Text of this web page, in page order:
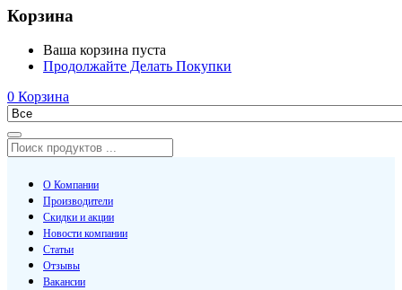
Корзина
Ваша корзина пуста
Продолжайте Делать Покупки
0 Корзина
О Компании
Производители
Скидки и акции
Новости компании
Статьи
Отзывы
Вакансии